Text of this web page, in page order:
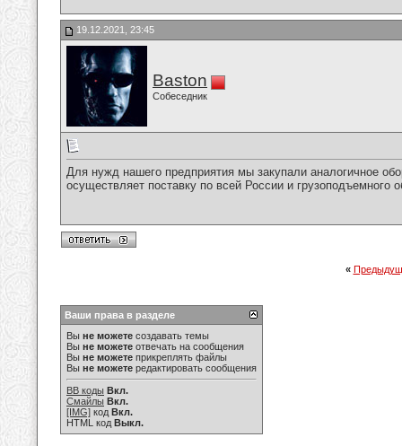
19.12.2021, 23:45
Baston
Собеседник
Для нужд нашего предприятия мы закупали аналогичное
осуществляет поставку по всей России и грузоподъемного
«
Ваши права в разделе
Вы не можете создавать темы
Вы не можете отвечать на сообщения
Вы не можете прикреплять файлы
Вы не можете редактировать сообщения
BB коды Вкл.
Смайлы Вкл.
[IMG] код Вкл.
HTML код Выкл.